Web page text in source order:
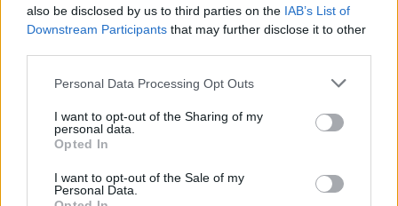
also be disclosed by us to third parties on the IAB’s List of
Downstream Participants that may further disclose it to other
Please note that this website/app uses one or more Google
not limited to your visit or usage behaviour. You may click to
grant or deny consent to Google and its third-party tags to
use your data for below specified purposes in below Google
consent section.
Personal Data Processing Opt Outs
I want to opt-out of the Sharing of my
personal data.
Opted In
I want to opt-out of the Sale of my
Personal Data.